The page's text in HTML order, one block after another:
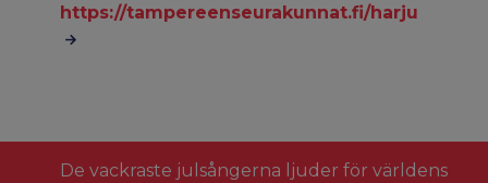
https://tampereenseurakunnat.fi/harju
De vackraste julsångerna ljuder för världens